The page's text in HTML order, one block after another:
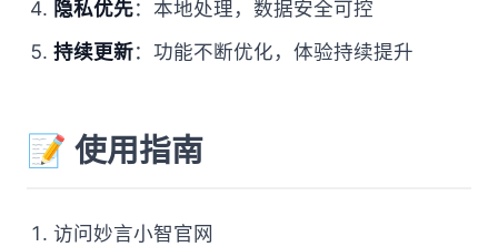
隐私优先：本地处理，数据安全可控
持续更新：功能不断优化，体验持续提升
📝 使用指南
访问妙言小智官网